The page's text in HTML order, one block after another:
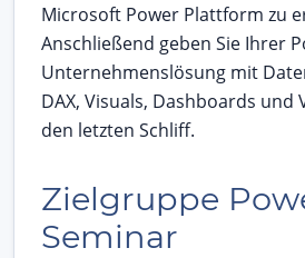
Microsoft Power Plattform zu
Anschließend geben Sie Ihrer
Unternehmenslösung mit
DAX, Visuals, Dashboards
den letzten Schliff.
Zielgruppe
Seminar